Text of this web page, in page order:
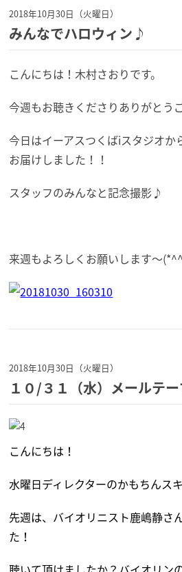
2018年10月30日（火曜日）
みんなでハロウィン♪
こんにちは！木村さおりです。
今週もお聴きくださりありがとう
今日はイーアスつくばiスタジオか
お届けしました！！
スタッフのみんなと記念撮影♪
来週もよろしくお願いします～
2018年10月30日（火曜日）
１０/３１（水）メールテ
こんにちは！
水曜日ディレクターのかもちんスキ
先週は、バイオリニスト鹿嶋静さ
た！